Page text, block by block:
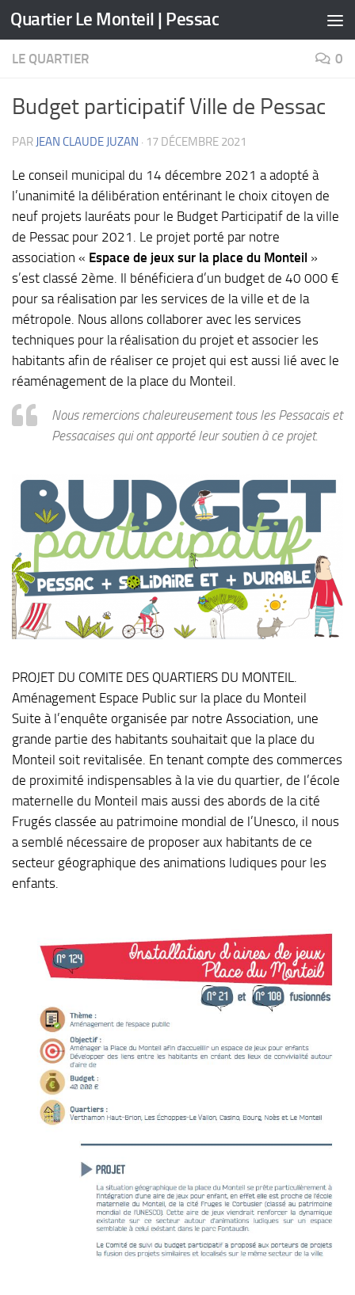
Skip to content
Quartier Le Monteil | Pessac
LE QUARTIER 0
Budget participatif Ville de Pessac
PAR JEAN CLAUDE JUZAN · 17 DÉCEMBRE 2021
Le conseil municipal du 14 décembre 2021 a adopté à
l’unanimité la délibération entérinant le choix citoyen de
neuf projets lauréats pour le Budget Participatif de la ville
de Pessac pour 2021. Le projet porté par notre
association « Espace de jeux sur la place du Monteil »
s’est classé 2ème. Il bénéficiera d’un budget de 40 000 €
pour sa réalisation par les services de la ville et de la
métropole. Nous allons collaborer avec les services
techniques pour la réalisation du projet et associer les
habitants afin de réaliser ce projet qui est aussi lié avec le
réaménagement de la place du Monteil.
Nous remercions chaleureusement tous les Pessacais et
Pessacaises qui ont apporté leur soutien à ce projet.
PROJET DU COMITE DES QUARTIERS DU MONTEIL.
Aménagement Espace Public sur la place du Monteil
Suite à l’enquête organisée par notre Association, une
grande partie des habitants souhaitait que la place du
Monteil soit revitalisée. En tenant compte des commerces
de proximité indispensables à la vie du quartier, de l’école
maternelle du Monteil mais aussi des abords de la cité
Frugés classée au patrimoine mondial de l’Unesco, il nous
a semblé nécessaire de proposer aux habitants de ce
secteur géographique des animations ludiques pour les
enfants.